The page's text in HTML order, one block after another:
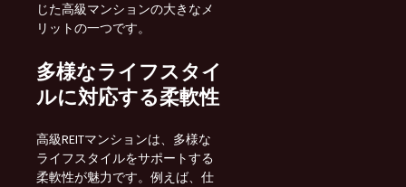
じた高級マンションの大きなメ
リットの一つです。
多様なライフスタイ
ルに対応する柔軟性
高級REITマンションは、多様な
ライフスタイルをサポートする
柔軟性が魅力です。例えば、仕